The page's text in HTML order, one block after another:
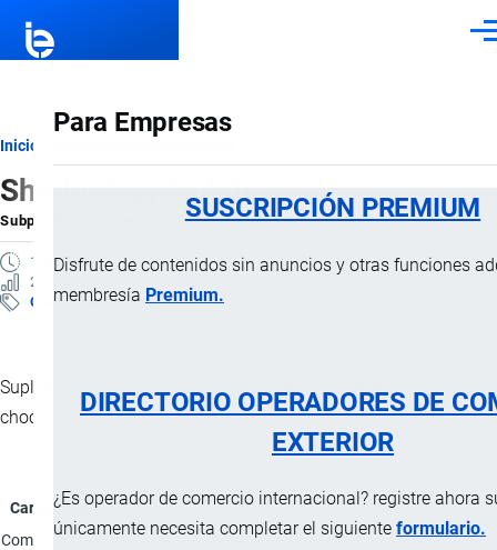
Para Empresas
SUSCRIPCIÓN PREMIUM
Disfrute de contenidos sin anuncios y otras funciones
membresía Premium.
DIRECTORIO OPERADORES DE
EXTERIOR
¿Es operador de comercio internacional? registre ahora
únicamente necesita completar el siguiente formulario.
Ruta
de
navegación
Inicio
Shadowhey Isolate
Subpartida Arancelaria porImportaciones …, 24 Septiembre, 2025
1 MINUTO
2 VISTAS
Clasificación Arancelaria
Suplemento nutricional de proteína de suero de leche sabor a
chocolate.
Característica
Composición p/pProteína (76.25%): Aislado de proteína de suero,